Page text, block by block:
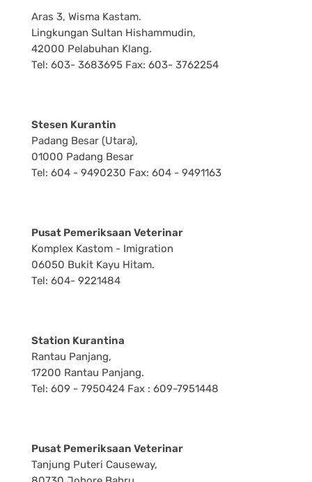
Aras 3, Wisma Kastam.
Lingkungan Sultan Hishammudin,
42000 Pelabuhan Klang.
Tel: 603- 3683695 Fax: 603- 3762254
Stesen Kurantin
Padang Besar (Utara),
01000 Padang Besar
Tel: 604 - 9490230 Fax: 604 - 9491163
Pusat Pemeriksaan Veterinar
Komplex Kastom - Imigration
06050 Bukit Kayu Hitam.
Tel: 604- 9221484
Station Kurantina
Rantau Panjang,
17200 Rantau Panjang.
Tel: 609 - 7950424 Fax : 609-7951448
Pusat Pemeriksaan Veterinar
Tanjung Puteri Causeway,